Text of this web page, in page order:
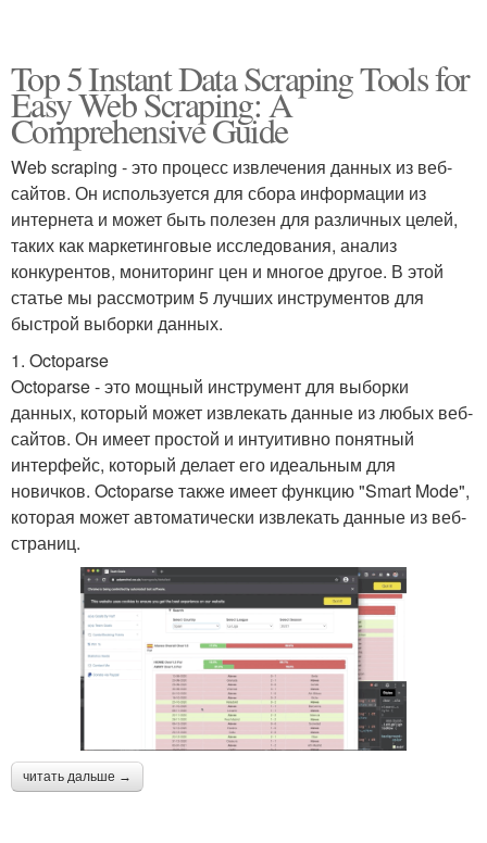
Top 5 Instant Data Scraping Tools for
Easy Web Scraping: A
Comprehensive Guide
Web scraping - это процесс извлечения данных из веб-
сайтов. Он используется для сбора информации из
интернета и может быть полезен для различных целей,
таких как маркетинговые исследования, анализ
конкурентов, мониторинг цен и многое другое. В этой
статье мы рассмотрим 5 лучших инструментов для
быстрой выборки данных.
1. Octoparse
Octoparse - это мощный инструмент для выборки
данных, который может извлекать данные из любых веб-
сайтов. Он имеет простой и интуитивно понятный
интерфейс, который делает его идеальным для
новичков. Octoparse также имеет функцию "Smart Mode",
которая может автоматически извлекать данные из веб-
страниц.
читать дальше →